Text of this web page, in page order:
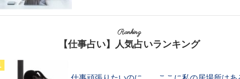
Ranking
【仕事占い】人気占いランキング